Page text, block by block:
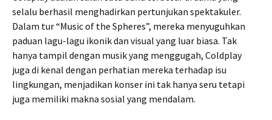
selalu berhasil menghadirkan pertunjukan spektakuler.
Dalam tur “Music of the Spheres”, mereka menyuguhkan
paduan lagu-lagu ikonik dan visual yang luar biasa. Tak
hanya tampil dengan musik yang menggugah, Coldplay
juga di kenal dengan perhatian mereka terhadap isu
lingkungan, menjadikan konser ini tak hanya seru tetapi
juga memiliki makna sosial yang mendalam.